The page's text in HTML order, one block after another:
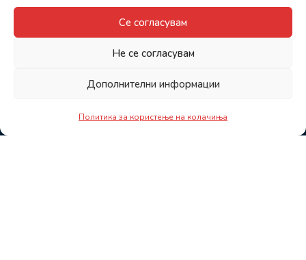
Се согласувам
Не се согласувам
Дополнителни информации
Политика за користење на колачиња